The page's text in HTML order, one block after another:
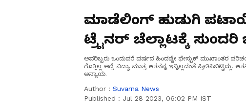
ಮಾಡೆಲಿಂಗ್ ಹುಡುಗಿ
ಟ್ರೈನರ್ ಚೆಲ್ಲಾಟಕ್ಕೆ ಸುಂದರಿ
ಅವರಿಬ್ಬರು ಒಂದುವರೆ ವರ್ಷದ ಹಿಂದಷ್ಟೇ ಫೇಸ್ಬುಕ್ ಮುಖಾಂತರ
ಗೊತ್ತಿಲ್ಲ ಆದ್ರೆ ವಿದ್ಯಾ ಮಾತ್ರ ಆತನನ್ನ ಇನ್ನಿಲ್ಲದಂತೆ
ಅನ್ಯಾಯ.
Author : Suvarna News
Published : Jul 28 2023, 06:02 PM IST